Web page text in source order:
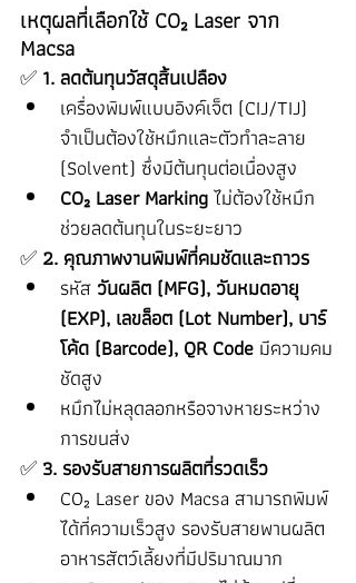
เหตุผลที่เลือกใช้ CO₂ Laser จาก
Macsa
✅ 1. ลดต้นทุนวัสดุสิ้นเปลือง
เครื่องพิมพ์แบบอิงค์เจ็ต (CIJ/TIJ)
จำเป็นต้องใช้หมึกและตัวทำละลาย
(Solvent) ซึ่งมีต้นทุนต่อเนื่องสูง
CO₂ Laser Marking ไม่ต้องใช้หมึก
ช่วยลดต้นทุนในระยะยาว
✅ 2. คุณภาพงานพิมพ์ที่คมชัดและถาวร
รหัส วันผลิต (MFG), วันหมดอายุ
(EXP), เลขล็อต (Lot Number), บาร์
โค้ด (Barcode), QR Code มีความคม
ชัดสูง
หมึกไม่หลุดลอกหรือจางหายระหว่าง
การขนส่ง
✅ 3. รองรับสายการผลิตที่รวดเร็ว
CO₂ Laser ของ Macsa สามารถพิมพ์
ได้ที่ความเร็วสูง รองรับสายพานผลิต
อาหารสัตว์เลี้ยงที่มีปริมาณมาก